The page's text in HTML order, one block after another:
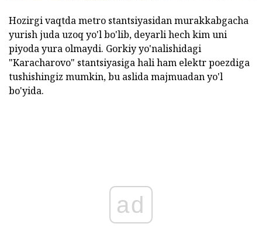
Hozirgi vaqtda metro stantsiyasidan murakkabgacha
yurish juda uzoq yo'l bo'lib, deyarli hech kim uni
piyoda yura olmaydi. Gorkiy yo'nalishidagi
"Karacharovo" stantsiyasiga hali ham elektr poezdiga
tushishingiz mumkin, bu aslida majmuadan yo'l
bo'yida.
ad